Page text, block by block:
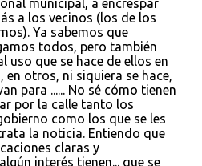
municipal, a encrespar
a los vecinos (los de los
Ya sabemos que
todos, pero también
uso que se hace de ellos en
en otros, ni siquiera se hace,
para ...... No sé cómo tienen
por la calle tanto los
como los que se les
la noticia. Entiendo que
claras y
interés tienen... que se